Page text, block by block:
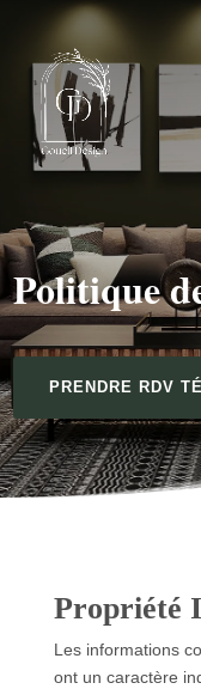
Politique
PRENDRE RDV
Propriété
Les informations
ont un caractère